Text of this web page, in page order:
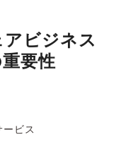
アビジネス
要性
ビス